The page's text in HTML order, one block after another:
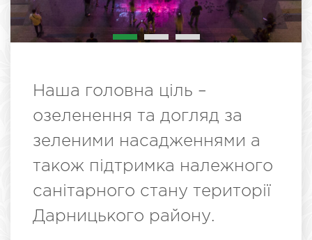
Наша головна ціль –
озеленення та догляд за
зеленими насадженнями а
також підтримка належного
санітарного стану території
Дарницького району.